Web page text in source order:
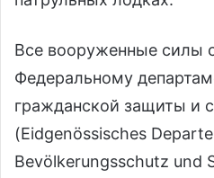
Все вооруженные силы
Федеральному
гражданской защиты и
(Eidgenössisches
Bevölkerungsschutz und